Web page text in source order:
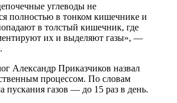
углеводы не
полностью в тонком кишечнике и
в толстый кишечник, где
их и выделяют газы», —
Александр Приказчиков назвал
процессом. По словам
пускания газов — до 15 раз в день.